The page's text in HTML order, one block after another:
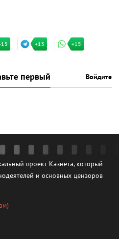
+15 +15
первый Войдите
проект Казнета, который
и основных цензоров